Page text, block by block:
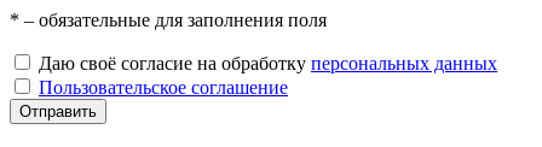
* – обязательные для заполнения поля
Даю своё согласие на обработку персональных данных
Пользовательское соглашение
Отправить